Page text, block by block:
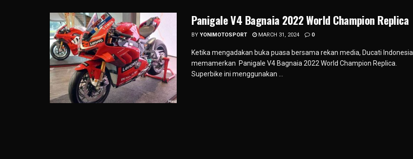
Panigale V4 Bagnaia 2022 World Champion Replica
BY YONIMOTOSPORT MARCH 31, 2024 0
Ketika mengadakan buka puasa bersama rekan media, Ducati Indonesia
memamerkan Panigale V4 Bagnaia 2022 World Champion Replica.
Superbike ini menggunakan ...